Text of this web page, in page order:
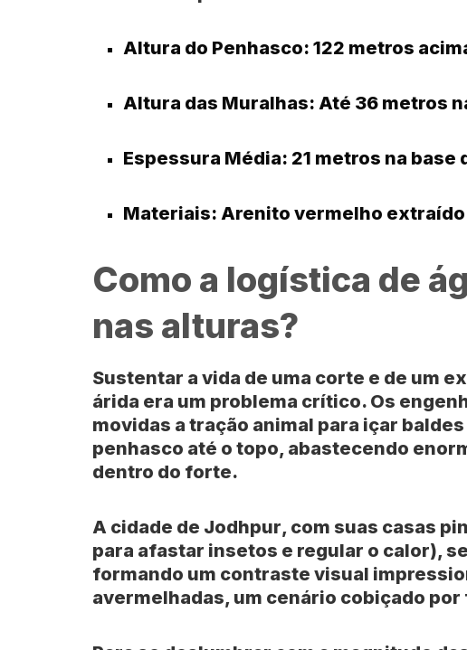
Altura do Penhasco: 122 metros
Altura das Muralhas: Até 36 metros
Espessura Média: 21 metros na base
Materiais: Arenito vermelho
Como a logística de
nas alturas?
Sustentar a vida de uma corte e de um
árida era um problema crítico. Os
movidas a tração animal para içar
penhasco até o topo, abastecendo
dentro do forte.
A cidade de Jodhpur, com suas casas
para afastar insetos e regular o calor),
formando um contraste visual
avermelhadas, um cenário cobiçado